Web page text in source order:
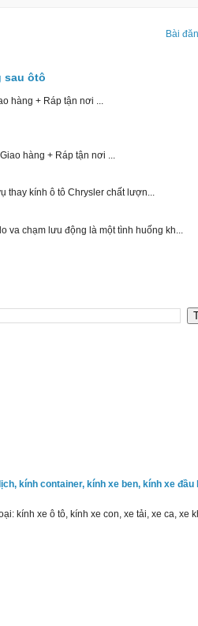
Bài
sau ôtô
hàng + Ráp tận nơi ...
hàng + Ráp tận nơi ...
thay kính ô tô Chrysler chất lượn...
chạm lưu động là một tình huống kh...
kính container, kính xe ben, kính xe đầu
kính xe ô tô, kính xe con, xe tải, xe ca, xe